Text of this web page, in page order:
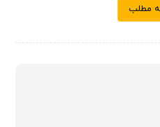
مطلب